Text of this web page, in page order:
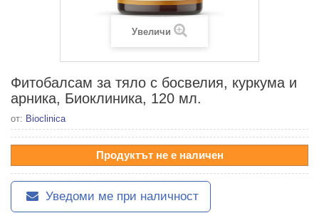
Увеличи
Фитобалсам за тяло с босвелия, куркума и
арника, Биоклиника, 120 мл.
от: Bioclinica
Продуктът не е наличен
Уведоми ме при наличност